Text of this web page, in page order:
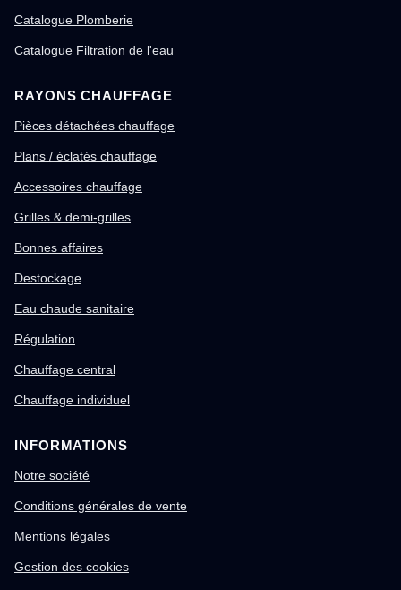
Catalogue Plomberie
Catalogue Filtration de l'eau
RAYONS CHAUFFAGE
Pièces détachées chauffage
Plans / éclatés chauffage
Accessoires chauffage
Grilles & demi-grilles
Bonnes affaires
Destockage
Eau chaude sanitaire
Régulation
Chauffage central
Chauffage individuel
INFORMATIONS
Notre société
Conditions générales de vente
Mentions légales
Gestion des cookies